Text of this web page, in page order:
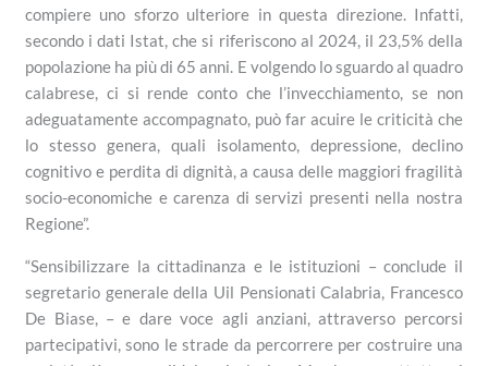
compiere uno sforzo ulteriore in questa direzione. Infatti,
secondo i dati Istat, che si riferiscono al 2024, il 23,5% della
popolazione ha più di 65 anni. E volgendo lo sguardo al quadro
calabrese, ci si rende conto che l’invecchiamento, se non
adeguatamente accompagnato, può far acuire le criticità che
lo stesso genera, quali isolamento, depressione, declino
cognitivo e perdita di dignità, a causa delle maggiori fragilità
socio-economiche e carenza di servizi presenti nella nostra
Regione”.
“Sensibilizzare la cittadinanza e le istituzioni – conclude il
segretario generale della Uil Pensionati Calabria, Francesco
De Biase, – e dare voce agli anziani, attraverso percorsi
partecipativi, sono le strade da percorrere per costruire una